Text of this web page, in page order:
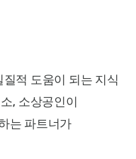
적 도움이 되는 지식
, 소상공인이
는 파트너가